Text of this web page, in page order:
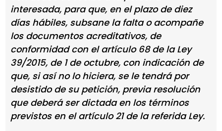
interesada, para que, en el plazo de diez
días hábiles, subsane la falta o acompañe
los documentos acreditativos, de
conformidad con el artículo 68 de la Ley
39/2015, de 1 de octubre, con indicación de
que, si así no lo hiciera, se le tendrá por
desistido de su petición, previa resolución
que deberá ser dictada en los términos
previstos en el artículo 21 de la referida Ley.